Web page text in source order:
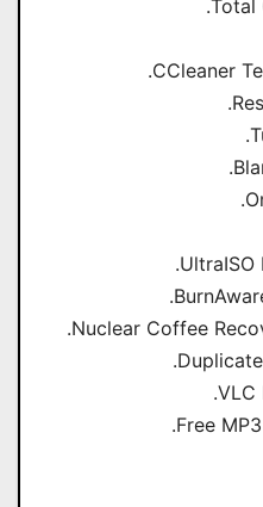
Total
CCleaner
UltraISO
Nuclear Coffee
VLC
Free